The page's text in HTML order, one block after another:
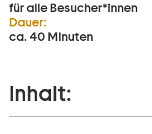
für alle Besucher*innen
Dauer:
ca. 40 Minuten
Inhalt: